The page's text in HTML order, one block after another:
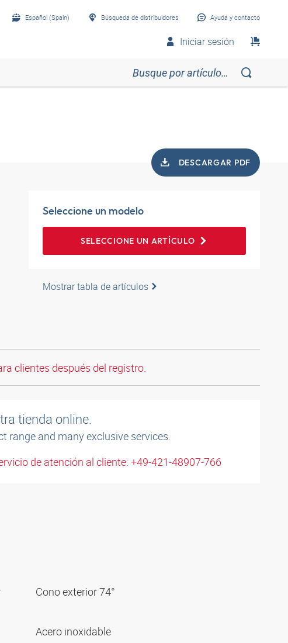
Español (Spain) Búsqueda de distribuidores Ayuda y contacto
Iniciar sesión
DESCARGAR PDF
Seleccione un modelo
SELECCIONE UN ARTÍCULO
Mostrar tabla de artículos
clientes después del registro.
tienda online.
range and many exclusive services.
de atención al cliente: +49-421-48907-766
Cono exterior 74°
Acero inoxidable